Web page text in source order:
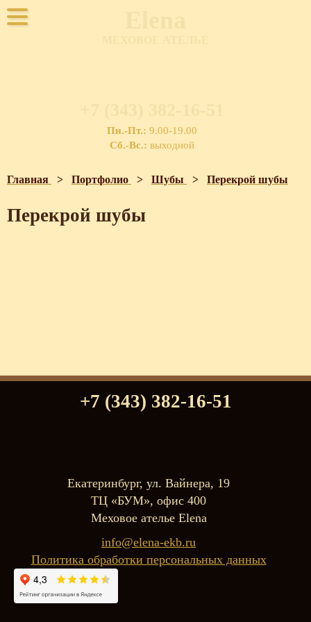
Пн.-Пт.: 9.00-19.00
Сб.-Вс.: выходной
Главная > Портфолио > Шубы > Перекрой шубы
Перекрой шубы
+7 (343) 382-16-51
Екатеринбург, ул. Вайнера, 19
ТЦ «БУМ», офис 400
Меховое ателье Elena
info@elena-ekb.ru
Политика обработки персональных данных